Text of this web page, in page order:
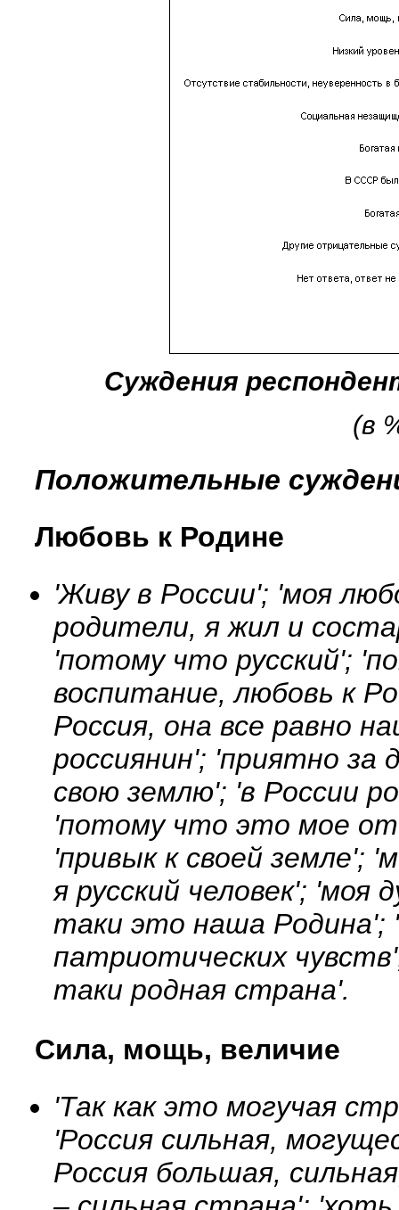
Суждения
(в
Положительные
Любовь к Родине
'Живу в России'; 'моя
родители, я жил и
'потому что русский';
воспитание, любовь к
Россия, она все равно
россиянин'; 'приятно
свою землю'; 'в России
'потому что это мое
'привык к своей земле';
я русский человек'; 'моя
таки это наша Родина';
патриотических
таки родная страна'.
Сила, мощь, величие
'Так как это могучая
'Россия сильная,
Россия большая,